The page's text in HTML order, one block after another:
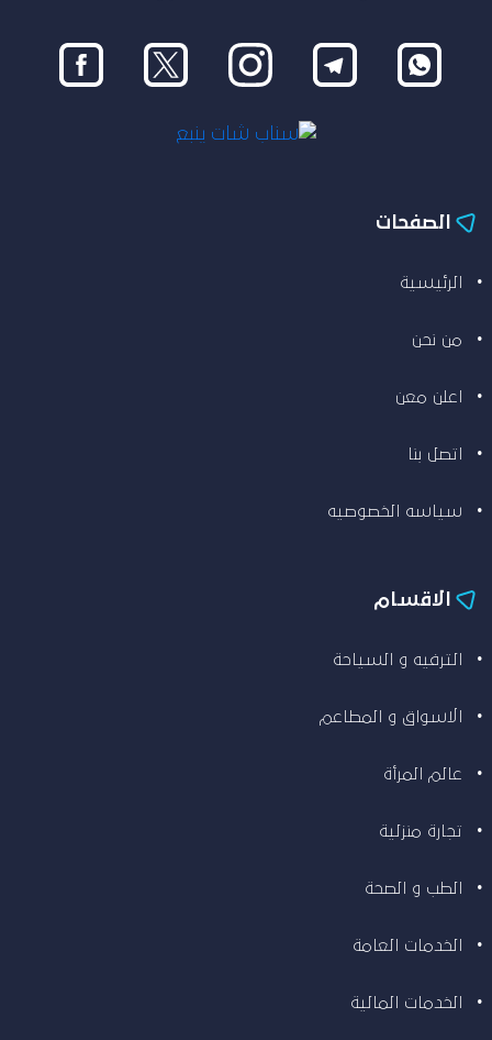
الصفحات
الرئيسية
من نحن
اعلن معن
اتصل بنا
سياسه الخصوصيه
الاقسام
الترفيه و السياحة
الاسواق و المطاعم
عالم المرأة
تجارة منزلية
الطب و الصحة
الخدمات العامة
الخدمات المالية